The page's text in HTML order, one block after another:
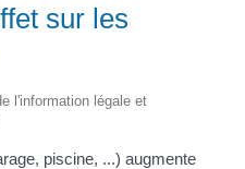
sur les
l'information légale et
piscine, ...) augmente